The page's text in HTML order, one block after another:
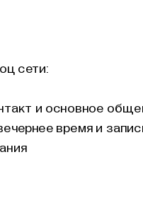
сети:
и основное
время и